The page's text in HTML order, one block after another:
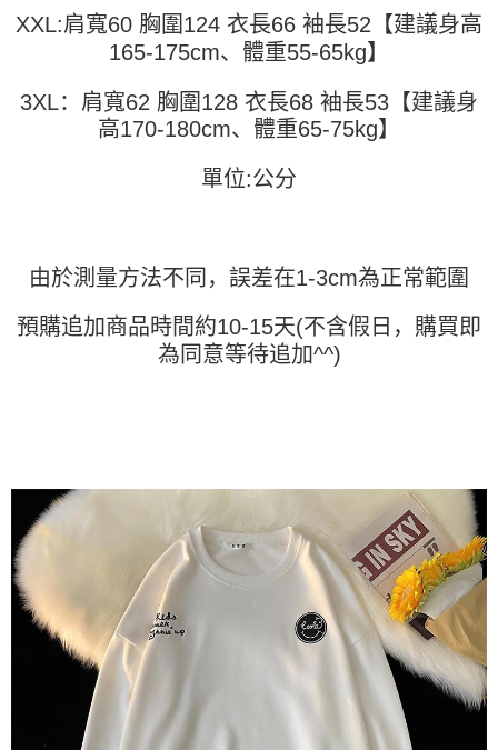
之上限額度
2. 結帳金額須大於NT$30
3. 目前僅支援台灣會員
三、聲明條款
「AFTEE先享後付」(下稱本服務)乃由恩沛科技股份有限公司(下稱 AFTEE )
所提供，並由 AFTEE 向您收取款項。因使用本服務所須提供之個人資料(包
AFTEE 於本服務必要服務範圍內運用。關於 AFTEE 對於個人資料之蒐集、
處理、利用，詳參 AFTEE 官網之『個人資料蒐集、處理及利用告知聲明』
未成年的使用者，請事先徵得法定代理人或監護人之同意方可使用
AFTEE。
若您對於個人資料之處理、利用有任何疑問，或欲行使相關法律權利，請聯
繫恩沛科技股份有限公司。若您不同意我們將上開所示之個人資料，連同必
要之購買訂單資訊提供予 AFTEE ，或讓 AFTEE 蒐集處理利用您的個人資
每笔NT$70，满NT$499(含以上)免运费
XXL:肩寬60 胸圍124 衣長66 袖長52【建議身高
165-175cm、體重55-65kg】
3XL：肩寬62 胸圍128 衣長68 袖長53【建議身
高170-180cm、體重65-75kg】
單位:公分
由於測量方法不同，誤差在1-3cm為正常範圍
預購追加商品時間約10-15天(不含假日，購買即
為同意等待追加^^)